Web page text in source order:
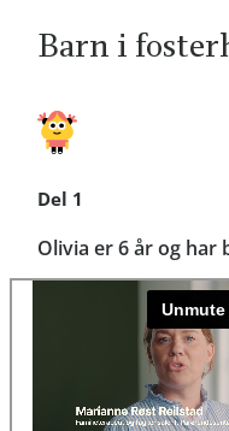
Barn i
Del 1
Olivia er 6 år og har